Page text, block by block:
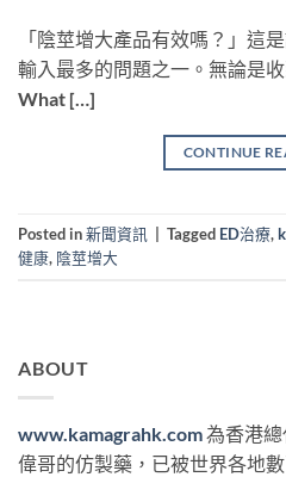
「陰莖增大產品有效嗎？」這
輸入最多的問題之一。無論是
What […]
CONTINUE
Posted in新聞資訊 Tagged ED治療,
健康, 陰莖增大
ABOUT
www.kamagrahk.com為香港總
偉哥的仿製藥，已被世界各地